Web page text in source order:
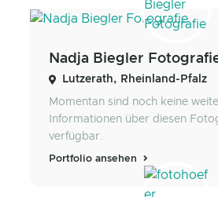
Nadja Biegler
Lutzerath, Rheinland-Pfalz
Momentan sind noch keine
Informationen über diesen
verfügbar.
Portfolio ansehen